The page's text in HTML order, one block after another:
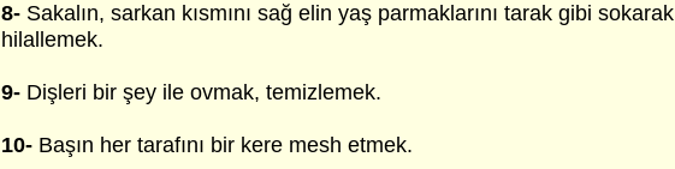
8- Sakalın, sarkan kısmını sağ elin yaş parmaklarını tarak gibi sokarak
hilallemek.
9- Dişleri bir şey ile ovmak, temizlemek.
10- Başın her tarafını bir kere mesh etmek.